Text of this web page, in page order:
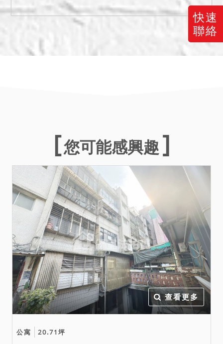
快速
聯絡
公室(廳)，使用限制如何，請
應買人自行查明注意。
三、本院於查封後發函各主
管機關查詢是否曾發生非自
自然死亡情形之相關資訊；
經基隆市消防局於111年10
月19日回覆查無發生火災及
報案紀錄；經基隆市政府於
111年10月27日回覆該府目
前並無列管海砂屋及地震受
損之建築物等相關資料供
參；本院並無從確保各該主
管機關所提供資料之完整
性、正確性與即時性，亦無
法確保拍賣標的至拍定時均
不會發生非自然死亡、火災
受損、地震受損事件，或新
檢測為海砂屋、輻射屋等。
您可能感興趣
查看更多
公寓 20.71坪